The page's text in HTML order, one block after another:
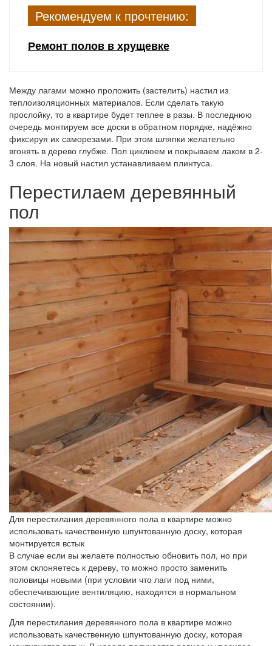
Рекомендуем к прочтению:
Ремонт полов в хрущевке
Между лагами можно проложить (застелить) настил из
теплоизоляционных материалов. Если сделать такую
прослойку, то в квартире будет теплее в разы. В последнюю
очередь монтируем все доски в обратном порядке, надёжно
фиксируя их саморезами. При этом шляпки желательно
вгонять в дерево глубже. Пол циклюем и покрываем лаком в 2-
3 слоя. На новый настил устанавливаем плинтуса.
Перестилаем деревянный
пол
Для перестилания деревянного пола в квартире можно
использовать качественную шпунтованную доску, которая
монтируется встык
В случае если вы желаете полностью обновить пол, но при
этом склоняетесь к дереву, то можно просто заменить
половицы новыми (при условии что лаги под ними,
обеспечивающие вентиляцию, находятся в нормальном
состоянии).
Для перестилания деревянного пола в квартире можно
использовать качественную шпунтованную доску, которая